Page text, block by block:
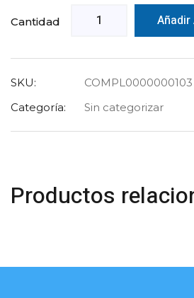
Cantidad
SKU:
COMPL0000000103
Categoría:
Sin categorizar
Productos